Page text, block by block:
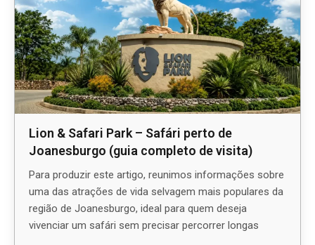
Lion & Safari Park – Safári perto de
Joanesburgo (guia completo de visita)
Para produzir este artigo, reunimos informações sobre
uma das atrações de vida selvagem mais populares da
região de Joanesburgo, ideal para quem deseja
vivenciar um safári sem precisar percorrer longas